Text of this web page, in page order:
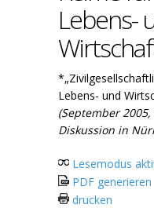
Lebens-
Lebens- und
(September
Diskussion in
Lesemodus
PDF generieren
drucken